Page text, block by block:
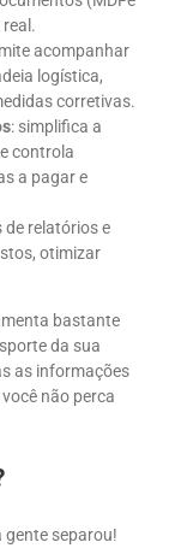
acompanhar
logística,
corretivas.
: simplifica a
controla
a pagar e
de relatórios e
otimizar
bastante
da sua
as informações
não perca
gente separou!